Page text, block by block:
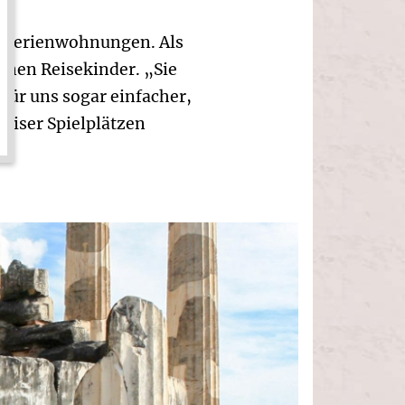
Als
Reisekinder. „Sie
uns sogar einfacher,
Spielplätzen